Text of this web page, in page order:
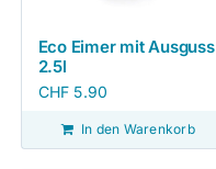
Eco Eimer mit Ausguss
2.5l
CHF 5.90
In den Warenkorb